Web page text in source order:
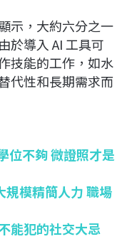
示，大約六分之一
於導入 AI 工具可
技能的工作，如水
代性和長期需求而
位不夠 微證照才是
模精簡人力 職場
能犯的社交大忌